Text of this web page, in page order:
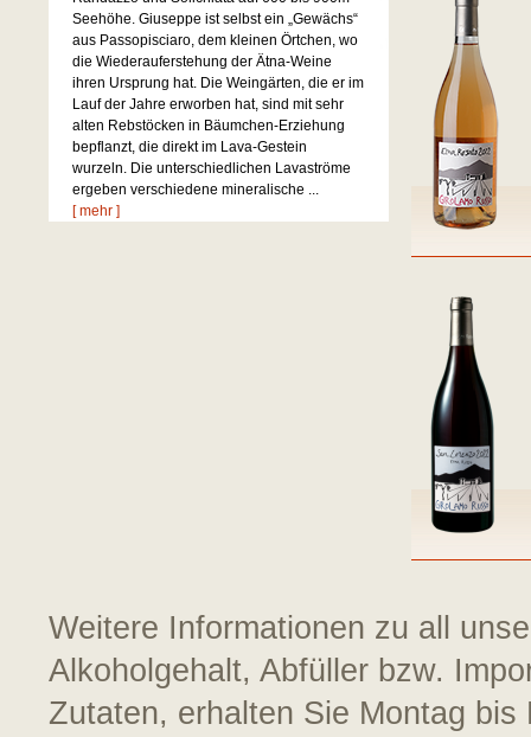
Seehöhe. Giuseppe ist selbst ein „Gewächs“
aus Passopisciaro, dem kleinen Örtchen, wo
die Wiederauferstehung der Ätna-Weine
ihren Ursprung hat. Die Weingärten, die er im
Lauf der Jahre erworben hat, sind mit sehr
alten Rebstöcken in Bäumchen-Erziehung
bepflanzt, die direkt im Lava-Gestein
wurzeln. Die unterschiedlichen Lavaströme
ergeben verschiedene mineralische ...
[ mehr ]
Weitere Informationen zu all
Alkoholgehalt, Abfüller bzw.
Zutaten, erhalten Sie Montag